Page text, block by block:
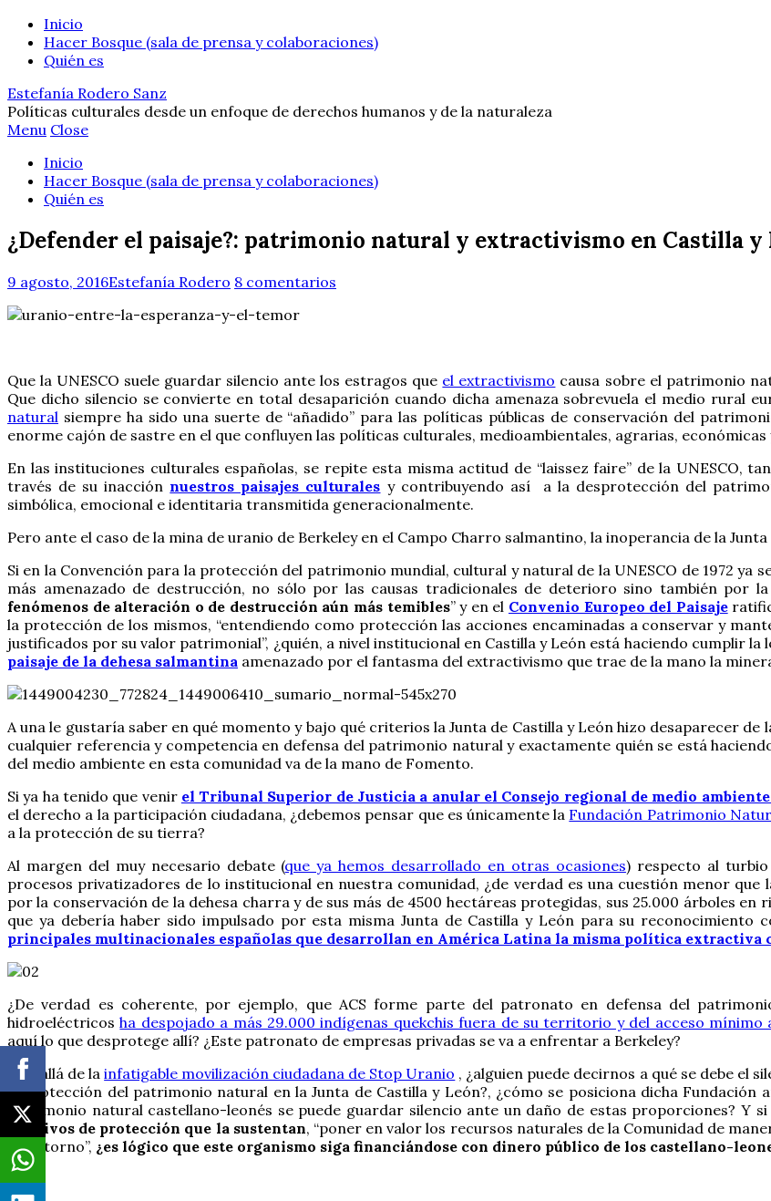
Inicio
Hacer Bosque (sala de prensa y colaboraciones)
Quién es
Estefanía Rodero Sanz
Políticas culturales desde un enfoque de derechos humanos y de la naturaleza
Menu Close
Inicio
Hacer Bosque (sala de prensa y colaboraciones)
Quién es
¿Defender el paisaje?: patrimonio natural y extractivismo en Castilla y
9 agosto, 2016Estefanía Rodero 8 comentarios
Que la UNESCO suele guardar silencio ante los estragos que el extractivismo causa sobre el patrimonio
Que dicho silencio se convierte en total desaparición cuando dicha amenaza sobrevuela el medio rural
natural siempre ha sido una suerte de “añadido” para las políticas públicas de conservación del
enorme cajón de sastre en el que confluyen las políticas culturales, medioambientales, agrarias,
En las instituciones culturales españolas, se repite esta misma actitud de “laissez faire” de la UNESCO,
través de su inacciónnuestros paisajes culturales y contribuyendo así a la desprotección del
simbólica, emocional e identitaria transmitida generacionalmente.
Pero ante el caso de la mina de uranio de Berkeley en el Campo Charro salmantino, la inoperancia de la
Si en la Convención para la protección del patrimonio mundial, cultural y natural de la UNESCO de 1972 ya
más amenazado de destrucción, no sólo por las causas tradicionales de deterioro sino también por
fenómenos de alteración o de destrucción aún más temibles” y en el Convenio Europeo del Paisaje
la protección de los mismos, “entendiendo como protección las acciones encaminadas a conservar y
justificados por su valor patrimonial”, ¿quién, a nivel institucional en Castilla y León está haciendo cumplir
paisaje de la dehesa salmantina amenazado por el fantasma del extractivismo que trae de la mano la
A una le gustaría saber en qué momento y bajo qué criterios la Junta de Castilla y León hizo desaparecer
cualquier referencia y competencia en defensa del patrimonio natural y exactamente quién se está
del medio ambiente en esta comunidad va de la mano de Fomento.
Si ya ha tenido que venir el Tribunal Superior de Justicia a anular el Consejo regional de medio
el derecho a la participación ciudadana, ¿debemos pensar que es únicamente la Fundación Patrimonio
a la protección de su tierra?
Al margen del muy necesario debate (que ya hemos desarrollado en otras ocasiones) respecto al turbio
procesos privatizadores de lo institucional en nuestra comunidad, ¿de verdad es una cuestión menor
por la conservación de la dehesa charra y de sus más de 4500 hectáreas protegidas, sus 25.000 árboles en
que ya debería haber sido impulsado por esta misma Junta de Castilla y León para su reconocimiento
principales multinacionales españolas que desarrollan en América Latina la misma política extractiva
¿De verdad es coherente, por ejemplo, que ACS forme parte del patronato en defensa del
hidroeléctricosha despojado a más 29.000 indígenas quekchis fuera de su territorio y del acceso mínimo
aquí lo que desprotege allí? ¿Este patronato de empresas privadas se va a enfrentar a Berkeley?
Más allá de lainfatigable movilización ciudadana de Stop Uranio , ¿alguien puede decirnos a qué se debe el
la protección del patrimonio natural en la Junta de Castilla y León?, ¿cómo se posiciona dicha Fundación
patrimonio natural castellano-leonés se puede guardar silencio ante un daño de estas proporciones? Y
objetivos de protección que la sustentan, “poner en valor los recursos naturales de la Comunidad de
su entorno”, ¿es lógico que este organismo siga financiándose con dinero público de los castellano-